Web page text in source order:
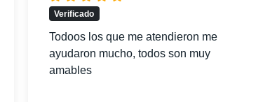
Verificado
Todoos los que me atendieron me
ayudaron mucho, todos son muy
amables